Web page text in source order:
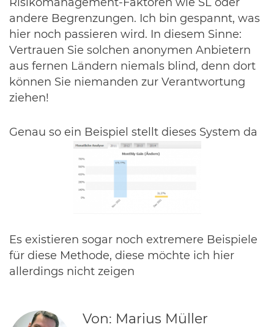
Risikomanagement-Faktoren wie SL oder
andere Begrenzungen. Ich bin gespannt, was
hier noch passieren wird. In diesem Sinne:
Vertrauen Sie solchen anonymen Anbietern
aus fernen Ländern niemals blind, denn dort
können Sie niemanden zur Verantwortung
ziehen!
Genau so ein Beispiel stellt dieses System da
Es existieren sogar noch extremere Beispiele
für diese Methode, diese möchte ich hier
allerdings nicht zeigen
Von: Marius Müller